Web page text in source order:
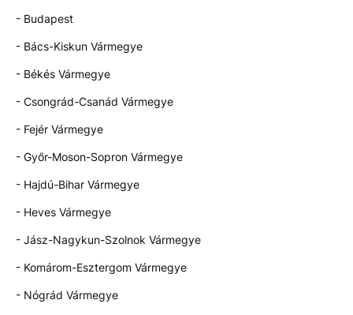
- Budapest
- Bács-Kiskun Vármegye
- Békés Vármegye
- Csongrád-Csanád Vármegye
- Fejér Vármegye
- Győr-Moson-Sopron Vármegye
- Hajdú-Bihar Vármegye
- Heves Vármegye
- Jász-Nagykun-Szolnok Vármegye
- Komárom-Esztergom Vármegye
- Nógrád Vármegye